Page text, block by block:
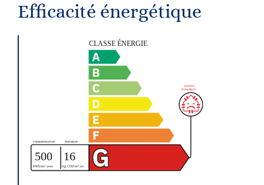
Efficacité énergétique